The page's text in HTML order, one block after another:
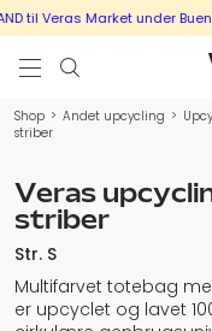
til Veras Market under
Shop > Andet upcycling >
striber
Veras
striber
Str. S
Multifarvet totebag
er upcyclet og lavet